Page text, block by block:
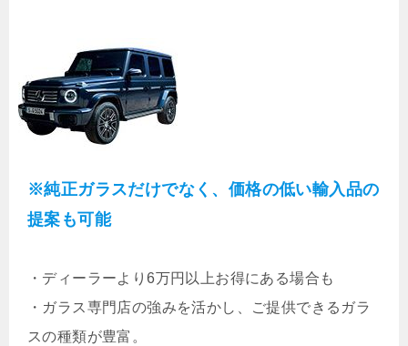
※純正ガラスだけでなく、価格の低い輸入品の
提案も可能
・ ディーラーより6万円以上お得にある場合も
・ガラス専門店の強みを活かし、ご提供できるガラ
スの種類が豊富。